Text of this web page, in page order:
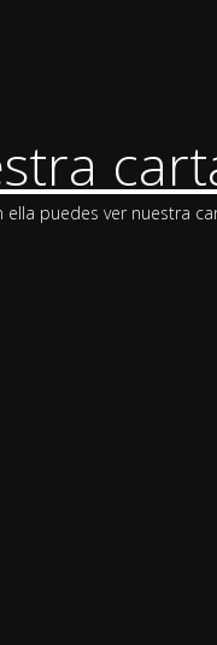
puedes ver nuestra